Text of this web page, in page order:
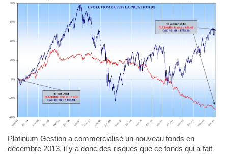
Platinium Gestion a commercialisé un nouveau fonds en
décembre 2013, il y a donc des risques que ce fonds qui a fait